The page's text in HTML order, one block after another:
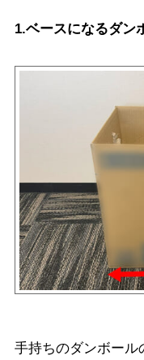
1.ベースになるダン
手持ちのダンボー